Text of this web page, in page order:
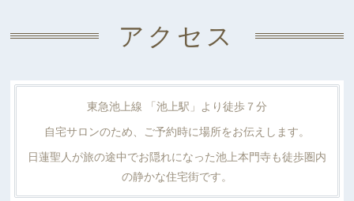
アクセス
東急池上線 「池上駅」より徒歩７分
自宅サロンのため、ご予約時に場所をお伝えします。
日蓮聖人が旅の途中でお隠れになった池上本門寺も徒歩圏内
の静かな住宅街です。